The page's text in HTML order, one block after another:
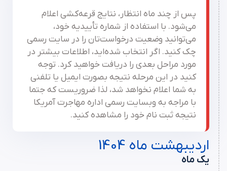
پس از چند ماه انتظار، نتایج قرعه‌کشی اعلام
می‌شود. با استفاده از شماره تأییدیه خود،
می‌توانید وضعیت درخواست‌تان را در سایت رسمی
چک کنید. اگر انتخاب شده‌اید، اطلاعات بیشتر در
مورد مراحل بعدی را دریافت خواهید کرد. توجه
کنید در این مرحله نتیجه بصورت ایمیل یا تلفنی
به شما اعلام نخواهد شد، لذا ضروریست که جتما
با مراجه به وبسایت رسمی اداره مهاجرت آمریکا
نتیجه ثبت نام خود را مشاهده کنید.
اردیبهشت ماه 1404
یک ماه